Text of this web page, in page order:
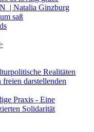
| Natalia Ginzburg
saß
Realitäten
darstellenden
Praxis - Eine
Solidarität